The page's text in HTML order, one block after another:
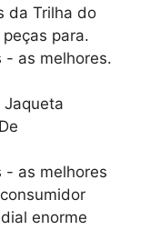
da Trilha do
para.
- as melhores.
- as melhores
enorme